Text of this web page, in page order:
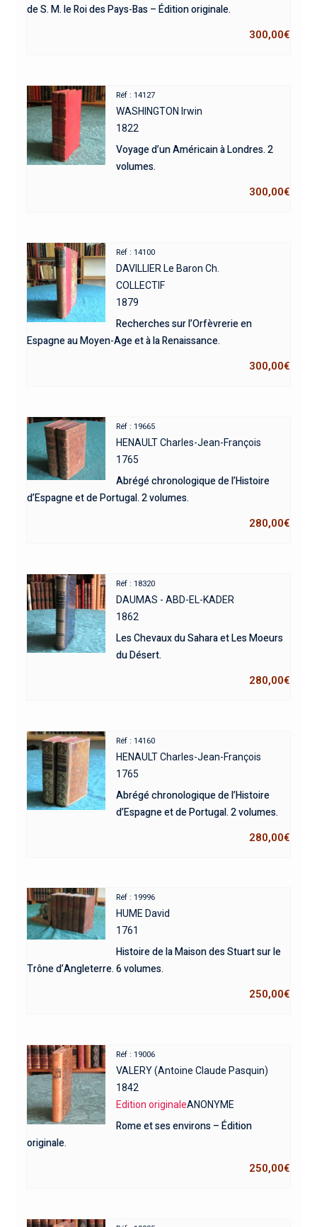
de S. M. le Roi des Pays-Bas – Édition originale.
300,00€
Réf : 14127
WASHINGTON Irwin
1822
Voyage d’un Américain à Londres. 2
volumes.
300,00€
Réf : 14100
DAVILLIER Le Baron Ch.
COLLECTIF
1879
Recherches sur l’Orfèvrerie en
Espagne au Moyen-Age et à la Renaissance.
300,00€
Réf : 19665
HENAULT Charles-Jean-François
1765
Abrégé chronologique de l’Histoire
d’Espagne et de Portugal. 2 volumes.
280,00€
Réf : 18320
DAUMAS - ABD-EL-KADER
1862
Les Chevaux du Sahara et Les Moeurs
du Désert.
280,00€
Réf : 14160
HENAULT Charles-Jean-François
1765
Abrégé chronologique de l’Histoire
d’Espagne et de Portugal. 2 volumes.
280,00€
Réf : 19996
HUME David
1761
Histoire de la Maison des Stuart sur le
Trône d’Angleterre. 6 volumes.
250,00€
Réf : 19006
VALERY (Antoine Claude Pasquin)
1842
Edition originaleANONYME
Rome et ses environs – Édition
originale.
250,00€